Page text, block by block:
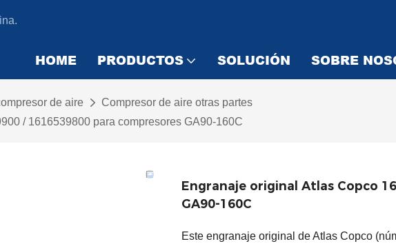
HOME PRODUCTOS SOLUCIÓN SOBRE
de aire
Compresor de aire otras partes
/ 1616539800 para compresores GA90-160C
Engranaje original Atlas Copco
GA90-160C
Este engranaje original de Atlas Copco